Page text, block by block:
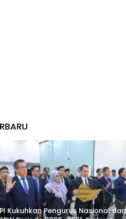
Kukuhkan Pengurus Nasional dan